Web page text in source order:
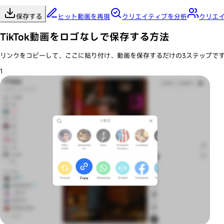
保存する ヒット動画を再現 クリエイティブを分析 クリエ
TikTok動画をロゴなしで保存する方法
リンクをコピーして、ここに貼り付け、動画を保存するだけの3ステップです
1